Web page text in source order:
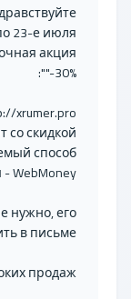
23-е июля
акция
"-30%":
xrumer.pro/
скидкой,
способ
WebMoney"
нужно, его
в письме!
продаж :)